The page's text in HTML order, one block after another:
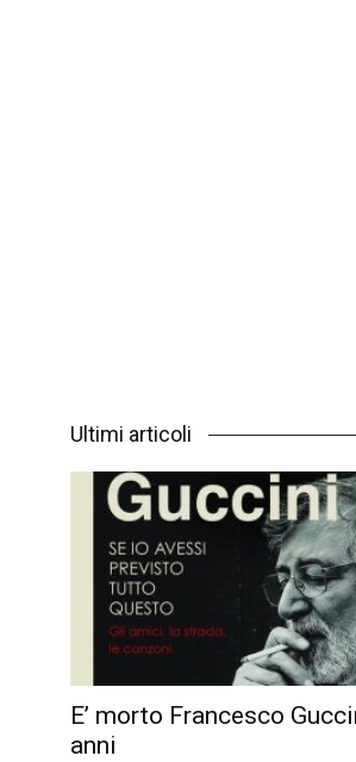
Ultimi articoli
E’ morto Francesco
anni